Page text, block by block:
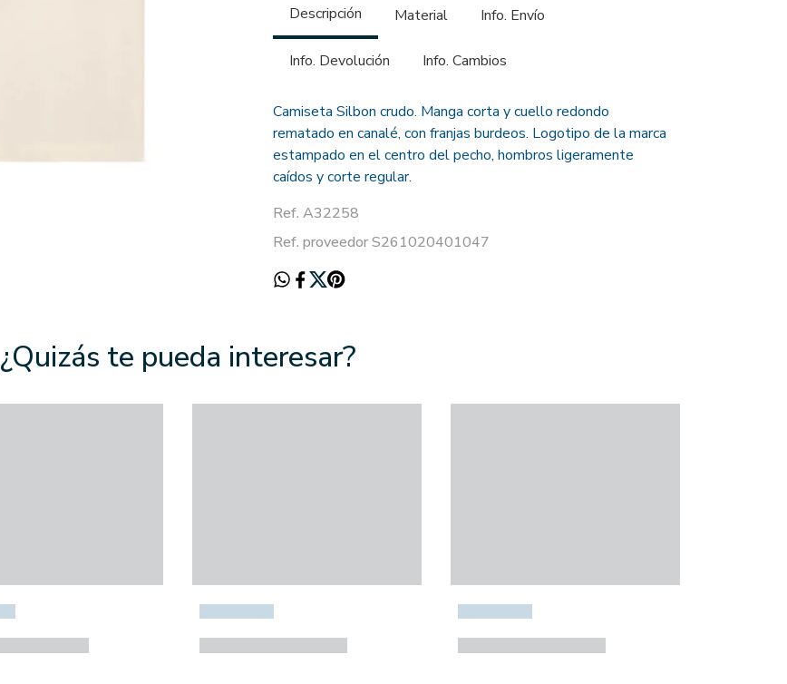
Descripción Material Info. Envío
Info. Devolución Info. Cambios
Camiseta Silbon crudo. Manga corta y cuello redondo
rematado en canalé, con franjas burdeos. Logotipo de la marca
estampado en el centro del pecho, hombros ligeramente
caídos y corte regular.
Ref. A32258
Ref. proveedor S261020401047
¿Quizás te pueda interesar?